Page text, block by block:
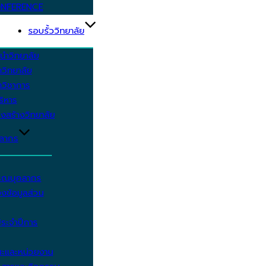
รอบรั้ววิทยาลัย
ำวิทยาลัย
ทยาลัย
ชาการ
าร
สร้างวิทยาลัย
กร
ณบุคลากร
ข้อมูลส่วน
จำปีการ
ละหน่วยงาน